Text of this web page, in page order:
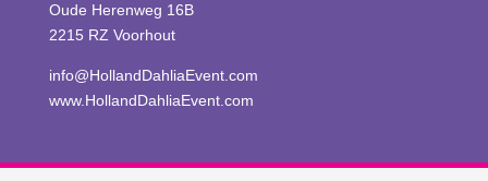
Oude Herenweg 16B
2215 RZ Voorhout
info@HollandDahliaEvent.com
www.HollandDahliaEvent.com